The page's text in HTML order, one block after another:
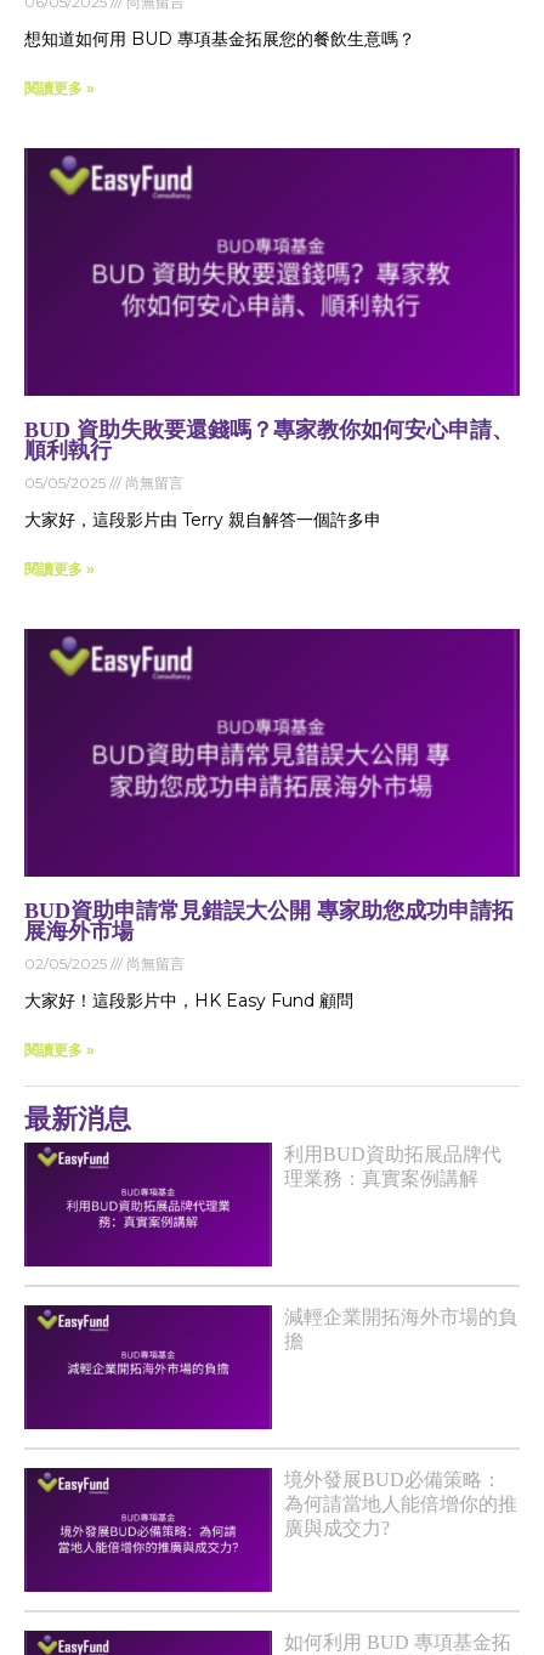
想知道如何用 BUD 專項基金拓展您的餐飲生意嗎？
閱讀更多 »
BUD 資助失敗要還錢嗎？專家教你如何安心申請、
順利執行
05/05/2025 尚無留言
大家好，這段影片由 Terry 親自解答一個許多申
閱讀更多 »
BUD資助申請常見錯誤大公開 專家助您成功申請拓
展海外市場
02/05/2025 尚無留言
大家好！這段影片中，HK Easy Fund 顧問
閱讀更多 »
最新消息
利用BUD資助拓展品牌代
理業務：真實案例講解
減輕企業開拓海外市場的負
擔
境外發展BUD必備策略：
為何請當地人能倍增你的推
廣與成交力?
如何利用 BUD 專項基金拓